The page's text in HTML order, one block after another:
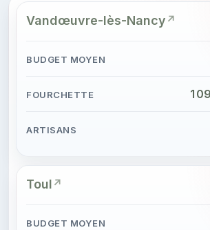
Vandœuvre-lès-Nancy
1
Toul